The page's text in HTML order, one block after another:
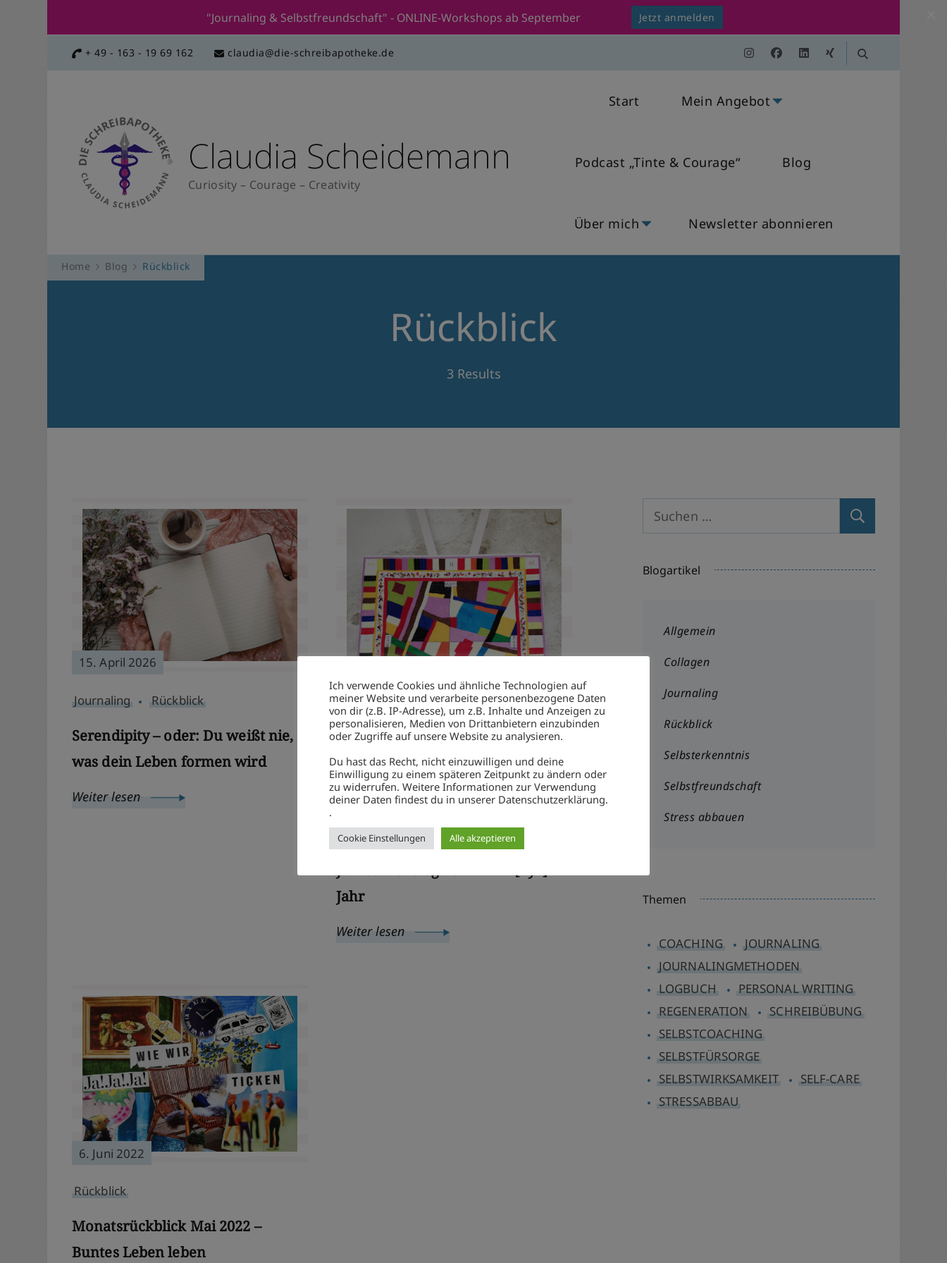
"Journaling & Selbstfreundschaft" - ONLINE-Workshops ab September Jetzt anmelden
+ 49 - 163 - 19 69 162 claudia@die-schreibapotheke.de
Claudia Scheidemann
Curiosity – Courage – Creativity
Start Mein Angebot
Podcast „Tinte & Courage“ Blog
Über mich Newsletter abonnieren
Home Blog Rückblick
Rückblick
3 Results
15. April 2026
Journaling Rückblick
Serendipity – oder: Du weißt nie,
was dein Leben formen wird
Weiter lesen 4. Januar 2025
Rückblick
Jahr
Weiter lesen
6. Juni 2022
Rückblick
Monatsrückblick Mai 2022 –
Buntes Leben leben
Suchen
nach:
Blogartikel
Allgemein
Collagen
Journaling
Rückblick
Selbsterkenntnis
Selbstfreundschaft
Stress abbauen
Themen
COACHING
JOURNALING
JOURNALINGMETHODEN
LOGBUCH
PERSONAL WRITING
REGENERATION
SCHREIBÜBUNG
SELBSTCOACHING
SELBSTFÜRSORGE
SELBSTWIRKSAMKEIT
SELF-CARE
STRESSABBAU
Ich verwende Cookies und ähnliche Technologien auf
meiner Website und verarbeite personenbezogene Daten
von dir (z.B. IP-Adresse), um z.B. Inhalte und Anzeigen zu
personalisieren, Medien von Drittanbietern einzubinden
oder Zugriffe auf unsere Website zu analysieren.
Du hast das Recht, nicht einzuwilligen und deine
Einwilligung zu einem späteren Zeitpunkt zu ändern oder
zu widerrufen. Weitere Informationen zur Verwendung
deiner Daten findest du in unserer Datenschutzerklärung.
.
Cookie Einstellungen Alle akzeptieren